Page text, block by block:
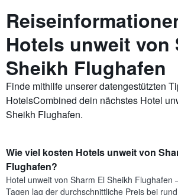
Hotels unweit von
Sheikh Flughafen
Finde mithilfe unserer datengestützten
HotelsCombined dein nächstes Hotel
Sheikh Flughafen.
Wie viel kosten Hotels unweit von
Flughafen?
Hotel unweit von Sharm El Sheikh Flughafen
Tagen lag der durchschnittliche Preis bei